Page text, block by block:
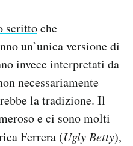
scrittoche
un’unica versione di
invece interpretati da
necessariamente
la tradizione. Il
e ci sono molti
Ferrera (Ugly Betty),